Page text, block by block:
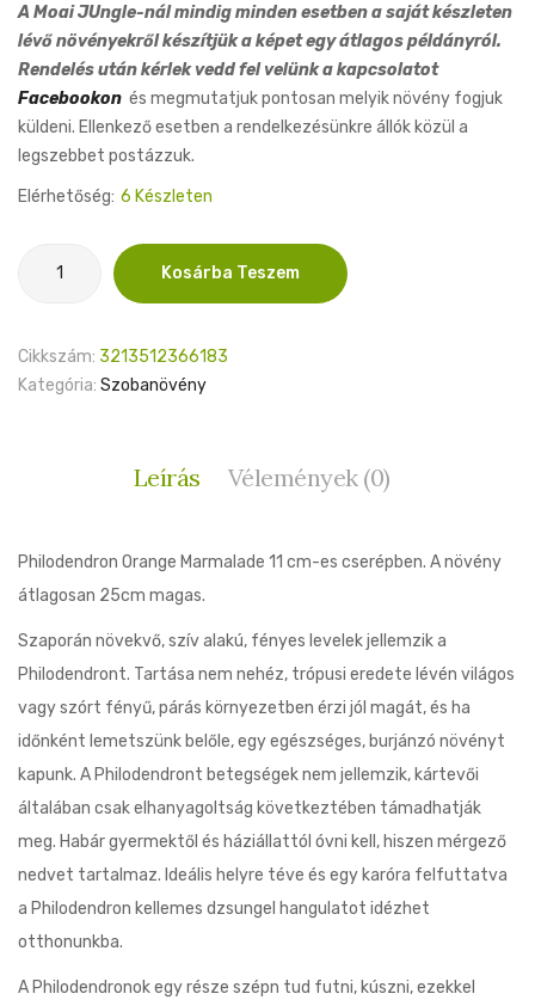
was:
5,300 Ft.
is:
4,500 Ft.
A Moai JUngle-nál mindig minden esetben a saját készleten
lévő növényekről készítjük a képet egy átlagos példányról.
Rendelés után kérlek vedd fel velünk a kapcsolatot
Facebookon és megmutatjuk pontosan melyik növény fogjuk
küldeni. Ellenkező esetben a rendelkezésünkre állók közül a
legszebbet postázzuk.
Elérhetőség: 6 Készleten
Philodendron
Kosárba Teszem
Cikkszám: 3213512366183
Kategória: Szobanövény
Leírás Vélemények (0)
Philodendron Orange Marmalade 11 cm-es cserépben. A növény
átlagosan 25cm magas.
Szaporán növekvő, szív alakú, fényes levelek jellemzik a
Philodendront. Tartása nem nehéz, trópusi eredete lévén világos
vagy szórt fényű, párás környezetben érzi jól magát, és ha
időnként lemetszünk belőle, egy egészséges, burjánzó növényt
kapunk. A Philodendront betegségek nem jellemzik, kártevői
általában csak elhanyagoltság következtében támadhatják
meg. Habár gyermektől és háziállattól óvni kell, hiszen mérgező
nedvet tartalmaz. Ideális helyre téve és egy karóra felfuttatva
a Philodendron kellemes dzsungel hangulatot idézhet
otthonunkba.
A Philodendronok egy része szépn tud futni, kúszni, ezekkel